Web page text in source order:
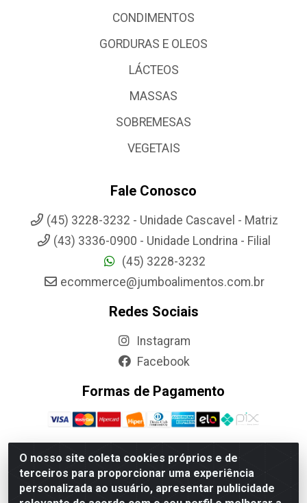
O nosso site coleta cookies próprios e de
terceiros para proporcionar uma experiência
personalizada ao usuário, apresentar publicidade
CONDIMENTOS
GORDURAS E OLEOS
LÁCTEOS
MASSAS
SOBREMESAS
VEGETAIS
Fale Conosco
(45) 3228-3232 - Unidade Cascavel - Matriz
(43) 3336-0900 - Unidade Londrina - Filial
(45) 3228-3232
ecommerce@jumboalimentos.com.br
Redes Sociais
Instagram
Facebook
Formas de Pagamento
Jumbo Alimentos Cascavel - Matriz - Rua Itatiba Do Sul, 161 -
Santos Dumont, Cascavel-PR - CEP 85804-700- CNPJ